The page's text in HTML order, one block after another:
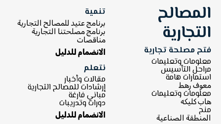
المصالح
التجارية
فتح مصلحة تجارية
معلومات وتعليمات
مراحل التأسيس
استمارات هامة
معوف رهط
معلومات وتعليمات
هاب كليكه
منح
المنطقة الصناعية
تنمية
برنامج عتيد للمصالح التجارية
برنامج مصلحتنا التجارية
مناقصات
الانضمام للدليل
نتعلم
مقالات وأخبار
إرشادات للمصالح التجارية
مباني فارغة
دورات وتدريبات
الانضمام للدليل